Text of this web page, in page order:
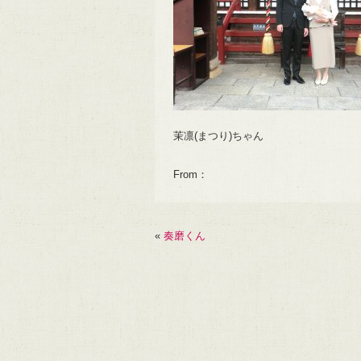
茉凛(まつり)ちゃん
From：
« 奏磨くん